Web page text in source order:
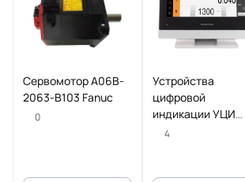
Сервомотор A06B-
2063-B103 Fanuc
0
Устройства
цифровой
индикации УЦИ
POSITIP 8016
4